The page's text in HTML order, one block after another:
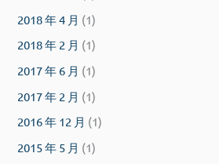
2018 年 4 月 (1)
2018 年 2 月 (1)
2017 年 6 月 (1)
2017 年 2 月 (1)
2016 年 12 月 (1)
2015 年 5 月 (1)